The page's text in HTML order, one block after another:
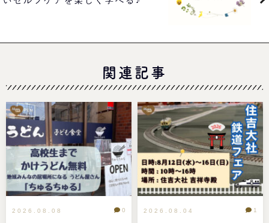
関連記事
2026.08.08 0 2026.08.04 1